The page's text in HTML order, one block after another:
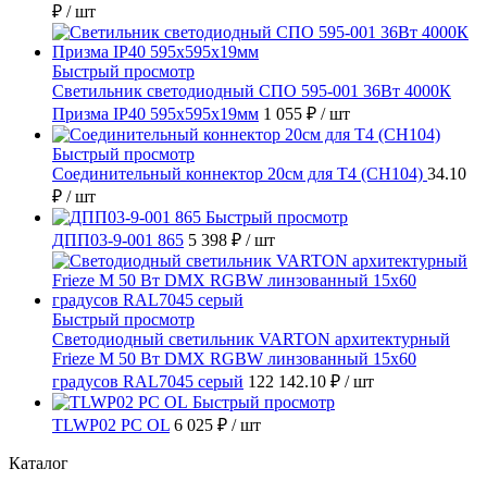
₽ / шт
Быстрый просмотр
Светильник светодиодный СПО 595-001 36Вт 4000К
Призма IP40 595х595х19мм 1 055 ₽ / шт
Быстрый просмотр
Соединительный коннектор 20см для T4 (СН104) 34.10
₽ / шт
Быстрый просмотр
ДПП03-9-001 865 5 398 ₽ / шт
Быстрый просмотр
Светодиодный светильник VARTON архитектурный
Frieze M 50 Вт DMX RGBW линзованный 15x60
градусов RAL7045 серый 122 142.10 ₽ / шт
Быстрый просмотр
TLWP02 PC OL 6 025 ₽ / шт
Каталог